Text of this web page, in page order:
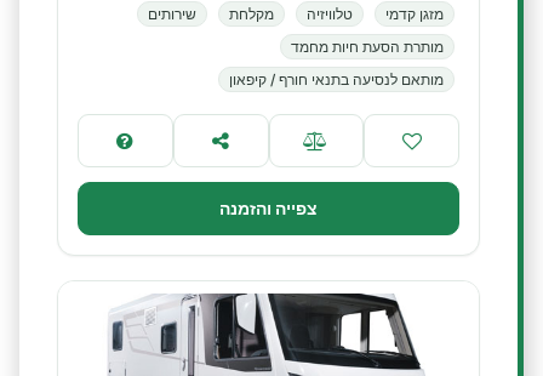
מזגן קדמי טלוויזיה מקלחת
שירותים
מותרת הסעת חיות מחמד
מותאם לנסיעה בתנאי חורף / קיפאון
צפייה והזמנה